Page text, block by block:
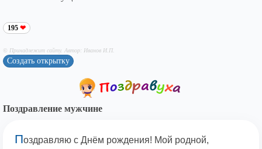
195
© Принадлежит сайту. Автор: Иванов И.П.
Создать открытку
Поздравление мужчине
Поздравляю с Днём рождения! Мой родной,